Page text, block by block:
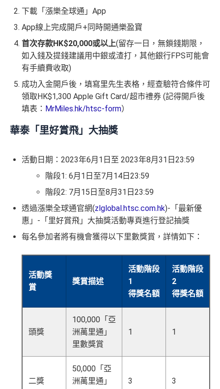
下載「漲樂全球通」App
App線上完成開戶+同時開通樂盈寶
首次存款HK$20,000或以上(留存一日 ，無鎖錢期限，
如入錢及提錢建議用中銀或渣打，其他銀行FPS可能會
有手續費收取)
成功入金開戶後，填寫里先生表格，經查驗符合條件可
領取HK$1,300 Apple Gift Card/超市禮券 (記得開戶後
填表： MrMiles.hk/htsc-form）
華泰「里好賞飛」大抽獎
活動日期：2023年6月1日至 2023年8月31日23:59
階段1: 6月1日至7月14日23:59
階段2: 7月15日至8月31日23:59
透過漲樂全球通官網(zlglobal.htsc.com.hk)-「最新優
惠」-「里好賞飛」大抽獎活動專頁進行登記抽獎
每名參加者將有機會獲得以下里數獎賞，詳情如下：
活動獎
賞
獎賞描述
活動階段
1
得獎名額
活動階段
2
得獎名額
頭獎
100,000「亞
洲萬里通」
里數獎賞
1 1
二獎
50,000「亞
洲萬里通」
3 3